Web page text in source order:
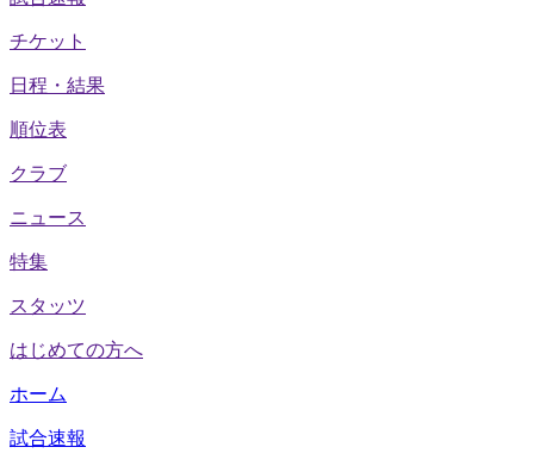
チケット
日程・結果
順位表
クラブ
ニュース
特集
スタッツ
はじめての方へ
ホーム
試合速報